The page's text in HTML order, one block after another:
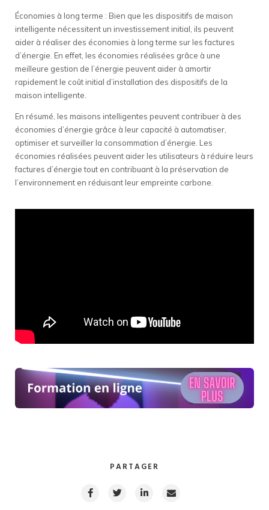
Économies à long terme : Bien que les dispositifs de maison
intelligente nécessitent un investissement initial, ils peuvent
aider à réaliser des économies à long terme sur les factures
d’énergie. En effet, les économies réalisées grâce à une
meilleure gestion de l’énergie peuvent aider à amortir
rapidement le coût initial d’installation des dispositifs de la
maison intelligente.
En résumé, les maisons intelligentes peuvent contribuer à des
économies d’énergie grâce à leur capacité à automatiser,
optimiser et surveiller la consommation d’énergie. Les
économies réalisées peuvent aider les utilisateurs à réduire leurs
factures d’énergie tout en contribuant à la préservation de
l’environnement en réduisant leur empreinte carbone.
PARTAGER